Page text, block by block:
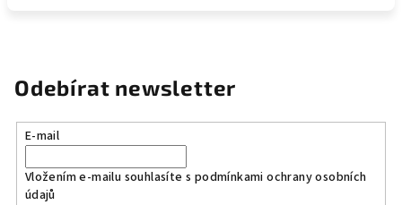
Odebírat newsletter
E-mail
Vložením e-mailu souhlasíte s podmínkami ochrany osobních
údajů